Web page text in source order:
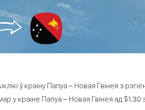
ў краіну Папуа – Новая Гвінея з
краіне Папуа – Новая Гвінея ад $1.30